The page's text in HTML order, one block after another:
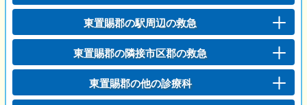
東置賜郡の駅周辺の救急
東置賜郡の隣接市区郡の救急
東置賜郡の他の診療科